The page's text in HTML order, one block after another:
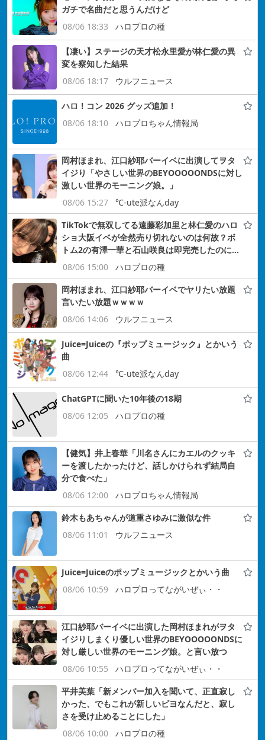
ガチで名曲だと思うんだけど
08/06 18:33
ハロプロの種
【凄い】ステージの天才松永里愛が林仁愛の異
変を察知した結果
08/06 18:17
ウルフニュース
ハロ！コン 2026 グッズ追加！
08/06 18:10
ハロプロちゃん情報局
岡村ほまれ、江口紗耶バーイベに出演してヲタ
イジり「やさしい世界のBEYOOOOONDSに対し
激しい世界のモーニング娘。」
08/06 15:27
℃-ute派なんday
TikTokで無双してる遠藤彩加里と林仁愛のハロ
ショ大阪イベが全然売り切れないのは何故？ボ
トム2の有澤一華と石山咲良は即完売したのに…
08/06 15:00
ハロプロの種
岡村ほまれ、江口紗耶バーイベでヤリたい放題
言いたい放題ｗｗｗｗ
08/06 14:06
ウルフニュース
Juice=Juiceの『ポップミュージック』とかいう
曲
08/06 12:44
℃-ute派なんday
ChatGPTに聞いた10年後の18期
08/06 12:05
ハロプロの種
【健気】井上春華「川名さんにカエルのクッキ
ーを渡したかったけど、話しかけられず結局自
分で食べた」
08/06 12:00
ハロプロちゃん情報局
鈴木もあちゃんが道重さゆみに激似な件
08/06 11:01
ウルフニュース
Juice=Juiceのポップミュージックとかいう曲
08/06 10:59
ハロプロってながいぜぃ・・
江口紗耶バーイベに出演した岡村ほまれがヲタ
イジりしまくり優しい世界のBEYOOOOONDSに
対し厳しい世界のモーニング娘。と言い放つ
08/06 10:55
ハロプロってながいぜぃ・・
平井美葉「新メンバー加入を聞いて、正直寂し
かった、でもこれが新しいビヨなんだと、寂し
さを受け止めることにした」
08/06 10:00
ハロプロの種